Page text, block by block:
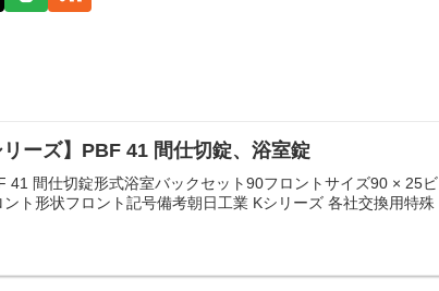
ーズ】PBF 41 間仕切錠、浴室錠
41 間仕切錠形式浴室バックセット90フロントサイズ90 × 25ビ
ト形状フロント記号備考朝日工業 Kシリーズ 各社交換用特殊